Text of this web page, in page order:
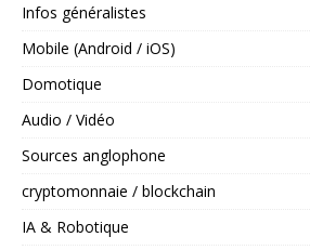
Infos généralistes
Mobile (Android / iOS)
Domotique
Audio / Vidéo
Sources anglophone
cryptomonnaie / blockchain
IA & Robotique